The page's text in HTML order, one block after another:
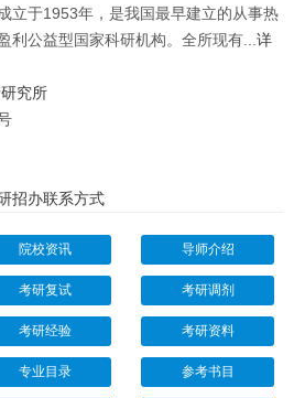
立于1953年，是我国最早建立的从事热
利公益型国家科研机构。全所现有... 详
究所
招办联系方式
院校资讯 导师介绍
考研复试 考研调剂
考研经验 考研资料
专业目录 参考书目